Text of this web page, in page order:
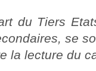
du Tiers
se
la lecture du